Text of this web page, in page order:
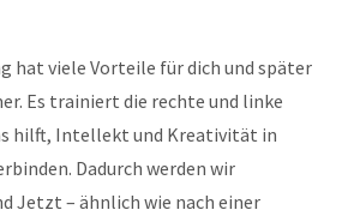
hat viele Vorteile für dich und später
Es trainiert die rechte und linke
hilft, Intellekt und Kreativität in
Dadurch werden wir
Jetzt – ähnlich wie nach einer